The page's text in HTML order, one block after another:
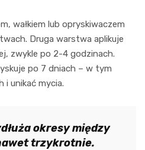
wałkiem lub opryskiwaczem
Druga warstwa aplikuje
zwykle po 2-4 godzinach.
po 7 dniach – w tym
i unikać mycia.
okresy między
trzykrotnie.